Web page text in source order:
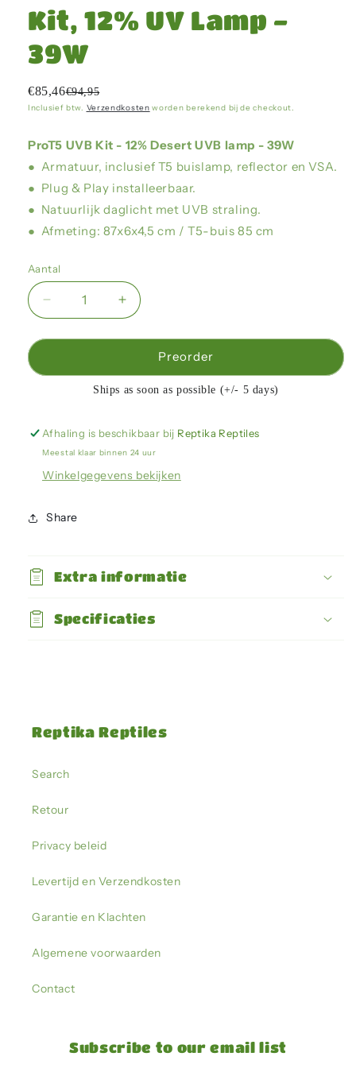
Kit, 12% UV Lamp -
39W
€85,46€94,95
Inclusief btw. Verzendkosten worden berekend bij de checkout.
ProT5 UVB Kit - 12% Desert UVB lamp - 39W
● Armatuur, inclusief T5 buislamp, reflector en VSA.
● Plug & Play installeerbaar.
● Natuurlijk daglicht met UVB straling.
● Afmeting: 87x6x4,5 cm / T5-buis 85 cm
Aantal
Aantal
verlagen
voor
-
12%
UV
Lamp
Aantal
verhogen
voor
Arcadia
-
ProT5
12%
UV
Lamp
Preorder
Ships as soon as possible (+/- 5 days)
Afhaling is beschikbaar bij Reptika Reptiles
Meestal klaar binnen 24 uur
Winkelgegevens bekijken
Share
Extra informatie
Specificaties
Reptika Reptiles
Search
Retour
Privacy beleid
Levertijd en Verzendkosten
Garantie en Klachten
Algemene voorwaarden
Contact
Subscribe to our email list